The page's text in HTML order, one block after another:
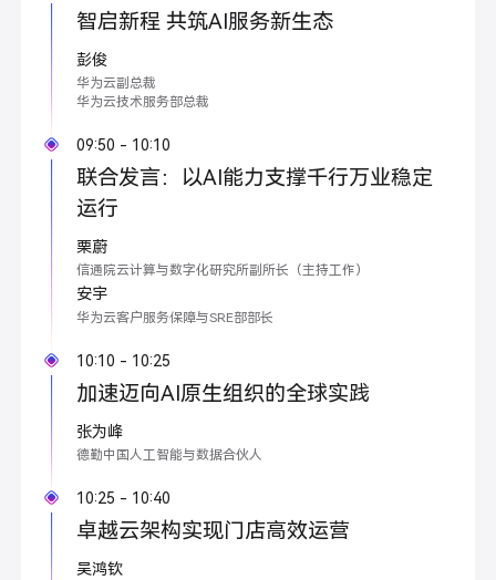
智启新程 共筑AI服务新生态
彭俊
华为云副总裁
华为云技术服务部总裁
09:50 - 10:10
联合发言：以AI能力支撑千行万业稳定
运行
栗蔚
信通院云计算与数字化研究所副所长（主持工作）
安宇
华为云客户服务保障与SRE部部长
10:10 - 10:25
加速迈向AI原生组织的全球实践
张为峰
德勤中国人工智能与数据合伙人
10:25 - 10:40
卓越云架构实现门店高效运营
吴鸿钦